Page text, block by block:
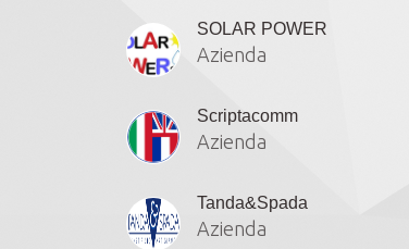
SOLAR POWER
Azienda
Scriptacomm
Azienda
Tanda&Spada
Azienda